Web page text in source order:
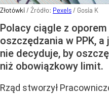
Złotówki/ Źródło: Pexels/ Gosia K
Polacy ciągle z
oszczędzania w PPK,
nie decyduje, by
niż obowiązkowy limit.
Rząd stworzył